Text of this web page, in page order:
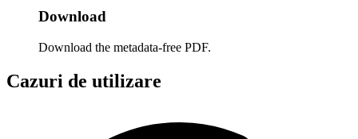
Download
Download the metadata-free PDF.
Cazuri de utilizare